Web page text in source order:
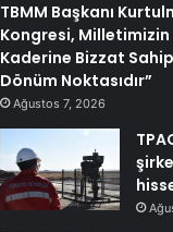
TBMM Başkanı
Kongresi,
Kaderine Bizzat Sahip
Dönüm Noktasıdır”
Ağustos 7, 2026